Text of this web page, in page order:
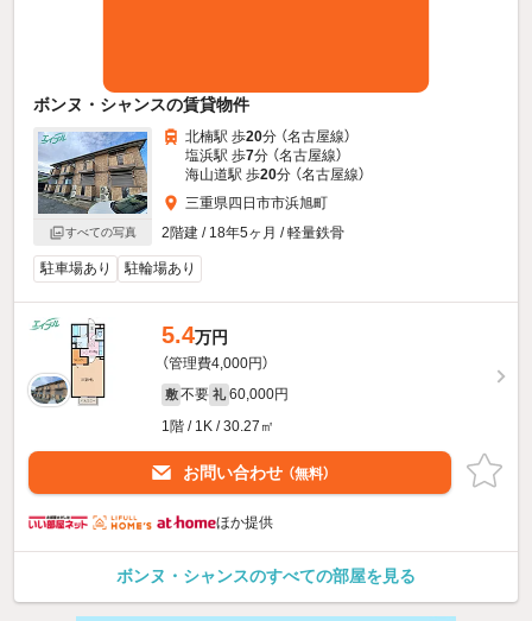
ボンヌ・シャンスの賃貸物件
すべての写真
北楠駅 歩20分 （名古屋線）
塩浜駅 歩7分 （名古屋線）
海山道駅 歩20分 （名古屋線）
三重県四日市市浜旭町
2階建 / 18年5ヶ月 / 軽量鉄骨
駐車場あり 駐輪場あり
5.4万円
（管理費4,000円）
敷 不要 礼 60,000円
1階 / 1K / 30.27㎡
お問い合わせ （無料）
ほか提供
ボンヌ・シャンスのすべての部屋を見る